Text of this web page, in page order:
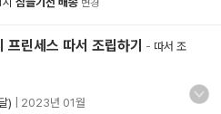
변경
프린세스 따서 조립하기 - 따서 조
)
2023년 01월